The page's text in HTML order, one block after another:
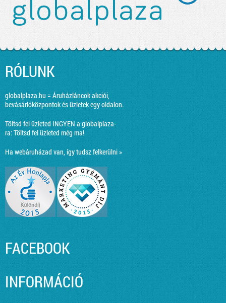
RÓLUNK
globalplaza.hu = Áruházláncok akciói,
bevásárlóközpontok és üzletek egy oldalon.
Töltsd fel üzleted INGYEN a globalplaza-
ra:Töltsd fel üzleted még ma!
Ha webáruházad van, így tudsz felkerülni »
FACEBOOK
INFORMÁCIÓ